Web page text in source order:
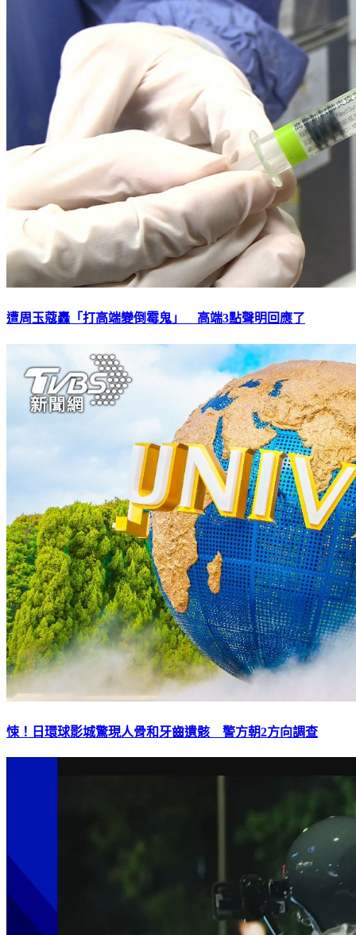
遭周玉蔻轟「打高端變倒霉鬼」 高端3點聲明回應了
悚！日環球影城驚現人骨和牙齒遺骸 警方朝2方向調查